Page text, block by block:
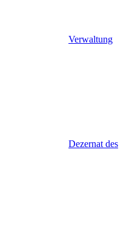
Verwaltung
Dezernat des